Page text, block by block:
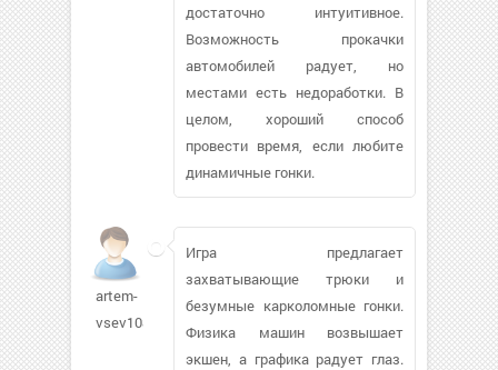
достаточно интуитивное.
Возможность прокачки
автомобилей радует, но
местами есть недоработки. В
целом, хороший способ
провести время, если любите
динамичные гонки.
artem-
vsev108
Игра предлагает
захватывающие трюки и
безумные карколомные гонки.
Физика машин возвышает
экшен, а графика радует глаз.